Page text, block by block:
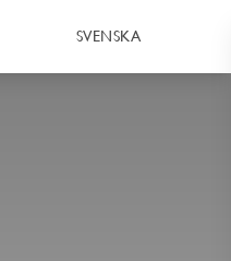
SVENSKA